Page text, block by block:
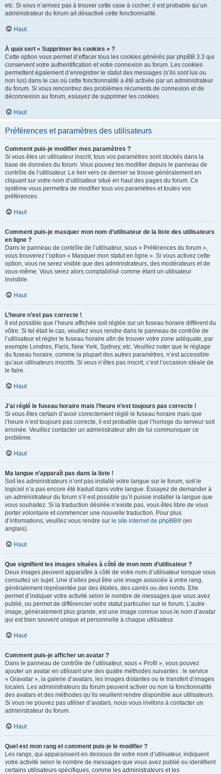
etc. Si vous n’arrivez pas à trouver cette case à cocher, il est probable qu’un
administrateur du forum ait désactivé cette fonctionnalité.
Haut
À quoi sert « Supprimer les cookies » ?
Cette option vous permet d’effacer tous les cookies générés par phpBB 3.3 qui
conservent votre authentification et votre connexion au forum. Les cookies
permettent également d’enregistrer le statut des messages (s’ils sont lus ou
non lus) dans le cas où cette fonctionnalité a été activée par un administrateur
du forum. Si vous rencontrez des problèmes récurrents de connexion et de
déconnexion au forum, essayez de supprimer les cookies.
Haut
Préférences et paramètres des utilisateurs
Comment puis-je modifier mes paramètres ?
Si vous êtes un utilisateur inscrit, tous vos paramètres sont stockés dans la
base de données du forum. Vous pouvez les modifier depuis le panneau de
contrôle de l’utilisateur. Le lien vers ce dernier se trouve généralement en
cliquant sur votre nom d’utilisateur situé en haut des pages du forum. Ce
système vous permettra de modifier tous vos paramètres et toutes vos
préférences.
Haut
Comment puis-je masquer mon nom d’utilisateur de la liste des utilisateurs
en ligne ?
Dans le panneau de contrôle de l’utilisateur, sous « Préférences du forum »,
vous trouverez l’option « Masquer mon statut en ligne ». Si vous activez cette
option, vous ne serez visible que des administrateurs, des modérateurs et de
vous-même. Vous serez alors comptabilisé comme étant un utilisateur
invisible.
Haut
L’heure n’est pas correcte !
Il est possible que l’heure affichée soit réglée sur un fuseau horaire différent du
vôtre. Si tel était le cas, veuillez vous rendre dans le panneau de contrôle de
l’utilisateur et régler le fuseau horaire afin de trouver votre zone adéquate, par
exemple Londres, Paris, New York, Sydney, etc. Veuillez noter que le réglage
du fuseau horaire, comme la plupart des autres paramètres, n’est accessible
qu’aux utilisateurs inscrits. Si vous n’êtes pas inscrit, c’est l’occasion idéale de
le faire.
Haut
J’ai réglé le fuseau horaire mais l’heure n’est toujours pas correcte !
Si vous êtes certain d’avoir correctement réglé le fuseau horaire mais que
l’heure n’est toujours pas correcte, il est probable que l’horloge du serveur soit
erronée. Veuillez contacter un administrateur afin de lui communiquer ce
problème.
Haut
Ma langue n’apparaît pas dans la liste !
Soit les administrateurs n’ont pas installé votre langue sur le forum, soit le
logiciel n’a pas encore été traduit dans votre langue. Essayez de demander à
un administrateur du forum s’il est possible qu’il puisse installer la langue que
vous souhaitez. Si la traduction désirée n’existe pas, vous êtes libre de vous
porter volontaire et commencer une nouvelle traduction. Pour plus
d’informations, veuillez vous rendre sur le site internet de phpBB® (en
anglais).
Haut
Que signifient les images situées à côté de mon nom d’utilisateur ?
Deux images peuvent apparaître à côté de votre nom d’utilisateur lorsque vous
consultez un sujet. Une d’elles peut être une image associée à votre rang,
généralement représentée par des étoiles, des carrés ou des ronds. Elle
permet d’indiquer votre activité selon le nombre de messages que vous avez
publié, ou permet de différencier votre statut particulier sur le forum. L’autre
image, généralement plus grande, est une image connue sous le nom d’avatar
qui est bien souvent unique et personnelle à chaque utilisateur.
Haut
Comment puis-je afficher un avatar ?
Dans le panneau de contrôle de l’utilisateur, sous « Profil », vous pouvez
ajouter un avatar en utilisant une des quatre méthodes suivantes : le service
« Gravatar », la galerie d’avatars, les images distantes ou le transfert d’images
locales. Les administrateurs du forum peuvent activer ou non la fonctionnalité
des avatars et des méthodes qu’ils veuillent rendre disponible aux utilisateurs.
Si vous ne pouvez pas utiliser d’avatars, nous vous invitons à contacter un
administrateur du forum.
Haut
Quel est mon rang et comment puis-je le modifier ?
Les rangs, qui apparaissent en dessous de votre nom d’utilisateur, indiquent
votre activité selon le nombre de messages que vous avez publié ou identifient
certains utilisateurs spécifiques, comme les administrateurs et les